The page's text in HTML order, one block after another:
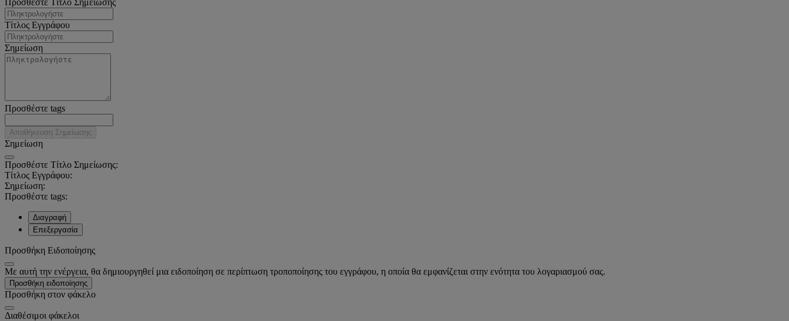
Προσθέστε Τίτλο Σημείωσης
Τίτλος Εγγράφου
Σημείωση
Προσθέστε tags
Αποθήκευση Σημείωσης
Σημείωση
Προσθέστε Τίτλο Σημείωσης:
Τίτλος Εγγράφου:
Σημείωση:
Προσθέστε tags:
Διαγραφή
Επεξεργασία
Προσθήκη Ειδοποίησης
Με αυτή την ενέργεια, θα δημιουργηθεί μια ειδοποίηση σε περίπτωση τροποποίησης του εγγράφου, η οποία θα εμφανίζεται στην ενότητα του λογαριασμού σας.
Προσθήκη ειδοποίησης
Προσθήκη στον φάκελο
Διαθέσιμοι φάκελοι